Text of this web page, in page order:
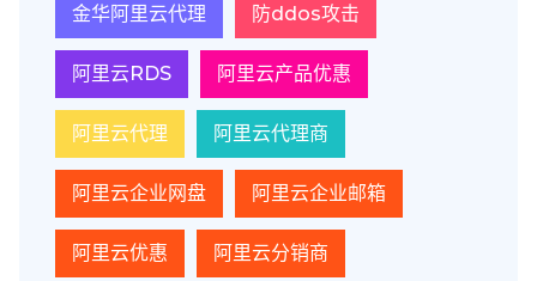
金华阿里云代理 防ddos攻击
阿里云RDS 阿里云产品优惠
阿里云代理 阿里云代理商
阿里云企业网盘 阿里云企业邮箱
阿里云优惠 阿里云分销商